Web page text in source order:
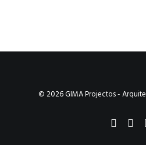
© 2026 GIMA Projectos -